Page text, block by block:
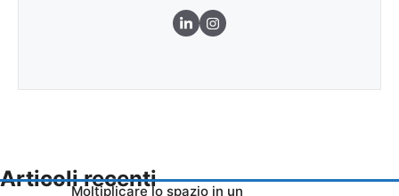
Articoli recenti
Moltiplicare lo spazio in un